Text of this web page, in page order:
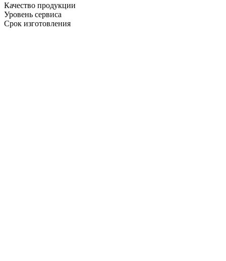
Качество продукции
Уровень сервиса
Срок изготовления